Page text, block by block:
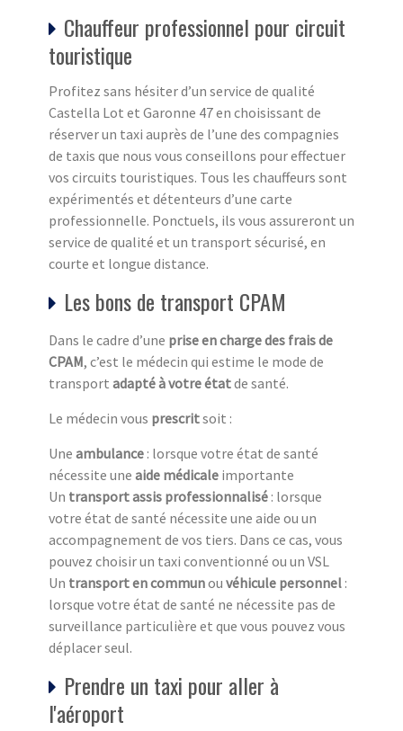
Chauffeur professionnel pour circuit
touristique
Profitez sans hésiter d’un service de qualité
Castella Lot et Garonne 47 en choisissant de
réserver un taxi auprès de l’une des compagnies
de taxis que nous vous conseillons pour effectuer
vos circuits touristiques. Tous les chauffeurs sont
expérimentés et détenteurs d’une carte
professionnelle. Ponctuels, ils vous assureront un
service de qualité et un transport sécurisé, en
courte et longue distance.
Les bons de transport CPAM
Dans le cadre d’une prise en charge des frais de
CPAM, c’est le médecin qui estime le mode de
transport adapté à votre étatde santé.
Le médecin vous prescritsoit :
Une ambulance : lorsque votre état de santé
nécessite une aide médicale importante
Un transport assis professionnalisé : lorsque
votre état de santé nécessite une aide ou un
accompagnement de vos tiers. Dans ce cas, vous
pouvez choisir un taxi conventionné ou un VSL
Un transport en communou véhicule personnel :
lorsque votre état de santé ne nécessite pas de
surveillance particulière et que vous pouvez vous
déplacer seul.
Prendre un taxi pour aller à
l'aéroport